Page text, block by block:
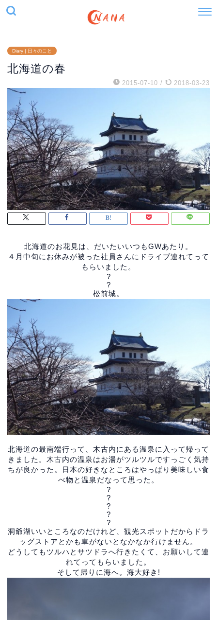
Diary | 日々のこと
北海道の春
2015-07-10 / 2018-03-23
北海道のお花見は、だいたいいつもGWあたり。
４月中旬にお休みが被った社員さんにドライブ連れてって
もらいました。
?
?
松前城。
北海道の最南端行って、木古内にある温泉に入って帰って
きました。木古内の温泉はお湯がツルツルですっごく気持
ちが良かった。日本の好きなところはやっぱり美味しい食
べ物と温泉だなって思った。
?
?
?
?
?
洞爺湖いいところなのだけれど、観光スポットだからドラ
ッグストアとかも車がないとなかなか行けません。
どうしてもツルハとサツドラへ行きたくて、お願いして連
れてってもらいました。
そして帰りに海へ。海大好き!